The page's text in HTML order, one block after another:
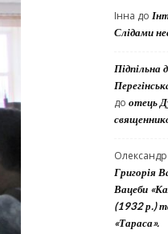
Інна до
Слідами
Підпільна
до отець
Олександр
Григорія
Вацеби
(1932 р.)
«Тараса».